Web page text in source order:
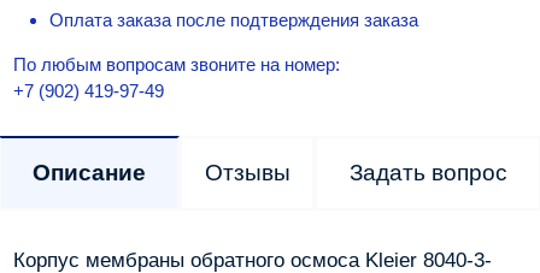
Оплата заказа после подтверждения заказа
По любым вопросам звоните на номер:
+7 (902) 419-97-49
Описание Отзывы Задать вопрос
Корпус мембраны обратного осмоса Kleier 8040-3-